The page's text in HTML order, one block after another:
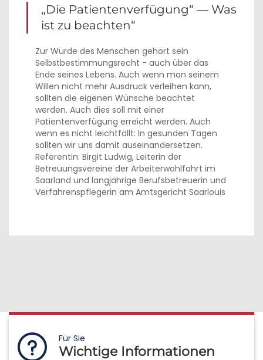
„Die Patientenverfügung“ — Was
ist zu beachten“
Zur Würde des Menschen gehört sein
Selbstbestimmungsrecht - auch über das
Ende seines Lebens. Auch wenn man seinem
Willen nicht mehr Ausdruck verleihen kann,
sollten die eigenen Wünsche beachtet
werden. Auch dies soll mit einer
Patientenverfügung erreicht werden. Auch
wenn es nicht leichtfällt: In gesunden Tagen
sollten wir uns damit auseinandersetzen.
Referentin: Birgit Ludwig, Leiterin der
Betreuungsvereine der Arbeiterwohlfahrt im
Saarland und langjährige Berufsbetreuerin und
Verfahrenspflegerin am Amtsgericht Saarlouis
Für Sie
Wichtige Informationen